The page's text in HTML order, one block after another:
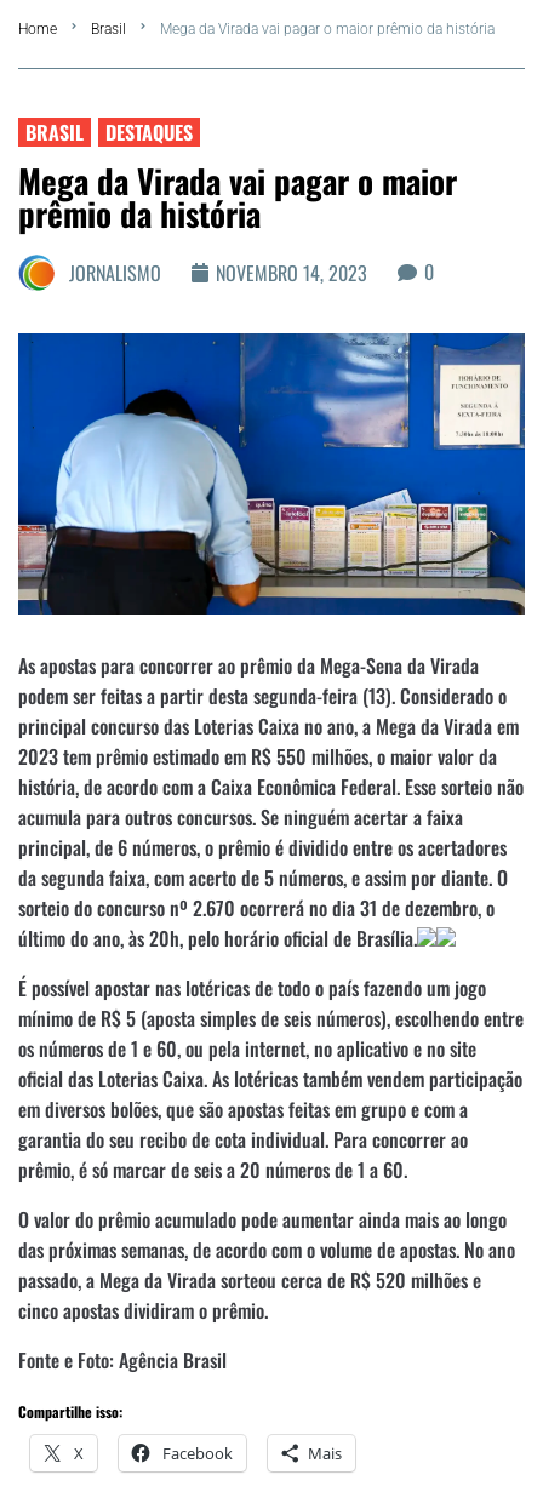
FLA Araru 2026
Região dos Lagos
Agenda Cultural
Home Brasil Mega da Virada vai pagar o maior prêmio da história
BRASIL DESTAQUES
Mega da Virada vai pagar o maior
prêmio da história
JORNALISMO NOVEMBRO 14, 2023 0
As apostas para concorrer ao prêmio da Mega-Sena da Virada
podem ser feitas a partir desta segunda-feira (13). Considerado o
principal concurso das Loterias Caixa no ano, a Mega da Virada em
2023 tem prêmio estimado em R$ 550 milhões, o maior valor da
história, de acordo com a Caixa Econômica Federal. Esse sorteio não
acumula para outros concursos. Se ninguém acertar a faixa
principal, de 6 números, o prêmio é dividido entre os acertadores
da segunda faixa, com acerto de 5 números, e assim por diante. O
sorteio do concurso nº 2.670 ocorrerá no dia 31 de dezembro, o
último do ano, às 20h, pelo horário oficial de Brasília.
É possível apostar nas lotéricas de todo o país fazendo um jogo
mínimo de R$ 5 (aposta simples de seis números), escolhendo entre
os números de 1 e 60, ou pela internet, no aplicativo e no site
oficial das Loterias Caixa. As lotéricas também vendem participação
em diversos bolões, que são apostas feitas em grupo e com a
garantia do seu recibo de cota individual. Para concorrer ao
prêmio, é só marcar de seis a 20 números de 1 a 60.
O valor do prêmio acumulado pode aumentar ainda mais ao longo
das próximas semanas, de acordo com o volume de apostas. No ano
passado, a Mega da Virada sorteou cerca de R$ 520 milhões e
cinco apostas dividiram o prêmio.
Fonte e Foto: Agência Brasil
Compartilhe isso:
X Facebook Mais